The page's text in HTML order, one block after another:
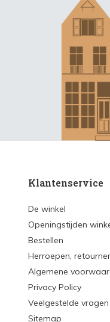
Klantenservice
De winkel
Openingstijden
Bestellen
Herroepen,
Algemene
Privacy Policy
Veelgestelde vragen
Sitemap